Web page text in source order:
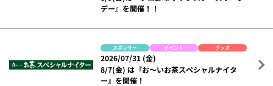
デー』を開催！！
スポンサー イベント グッズ
2026/07/31 (金)
8/7(金) は『お～いお茶スペシャルナイタ
ー』を開催！